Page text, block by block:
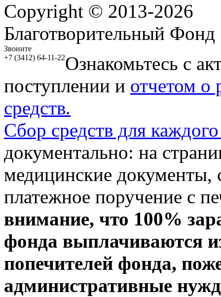
Copyright © 2013-2026
Благотворительный
Звоните
+7 (3412) 64-11-22Ознакомьтесь с
поступлении и отчетом о
средств.
Сбор средств для
документально: на
медицинские документы,
платежное поручение с
внимание, что 100%
фонда выплачиваются
попечителей фонда,
административные